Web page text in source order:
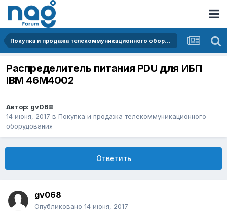
Покупка и продажа телекоммуникационного оборудования
Распределитель питания PDU для ИБП
IBM 46M4002
Автор: gv068
14 июня, 2017 в Покупка и продажа телекоммуникационного
оборудования
Ответить
gv068
Опубликовано 14 июня, 2017